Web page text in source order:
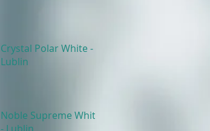
Crystal Polar White -
Lublin
Noble Supreme White